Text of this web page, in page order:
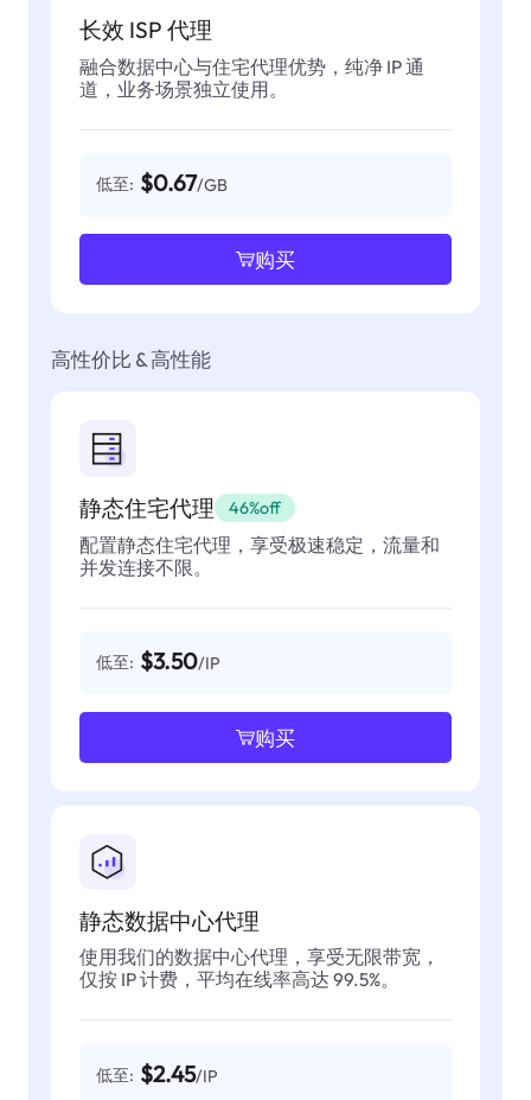
长效 ISP 代理
融合数据中心与住宅代理优势，纯净 IP 通
道，业务场景独立使用。
低至: $0.67/GB
购买
高性价比 & 高性能
静态住宅代理 46%off
配置静态住宅代理，享受极速稳定，流量和
并发连接不限。
低至: $3.50/IP
购买
静态数据中心代理
使用我们的数据中心代理，享受无限带宽，
仅按 IP 计费，平均在线率高达 99.5%。
低至: $2.45/IP